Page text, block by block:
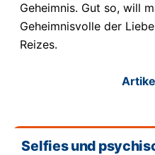
Geheimnis. Gut so, will
Geheimnisvolle der
Reizes.
Selfies und